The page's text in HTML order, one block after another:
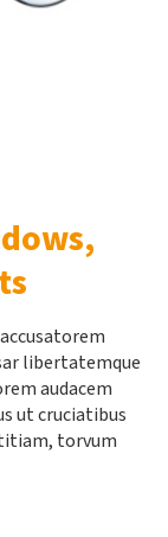
libertatemque
audacem
ut cruciatibus
torvum